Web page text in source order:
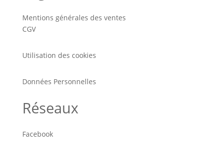
Mentions générales des ventes
CGV
Utilisation des cookies
Données Personnelles
Réseaux
Facebook